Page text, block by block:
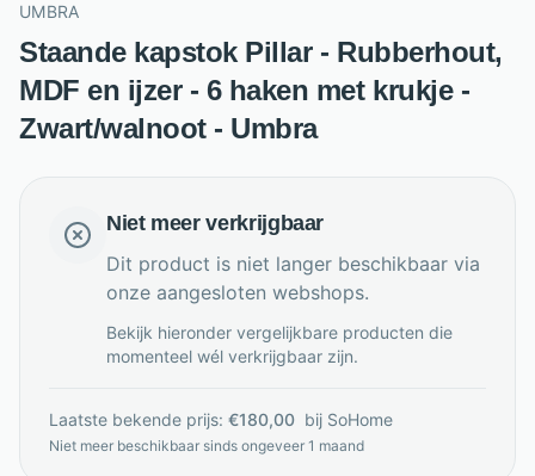
UMBRA
Staande kapstok Pillar - Rubberhout,
MDF en ijzer - 6 haken met krukje -
Zwart/walnoot - Umbra
Niet meer verkrijgbaar
Dit product is niet langer beschikbaar via
onze aangesloten webshops.
Bekijk hieronder vergelijkbare producten die
momenteel wél verkrijgbaar zijn.
Laatste bekende prijs: €180,00 bij SoHome
Niet meer beschikbaar sinds ongeveer 1 maand